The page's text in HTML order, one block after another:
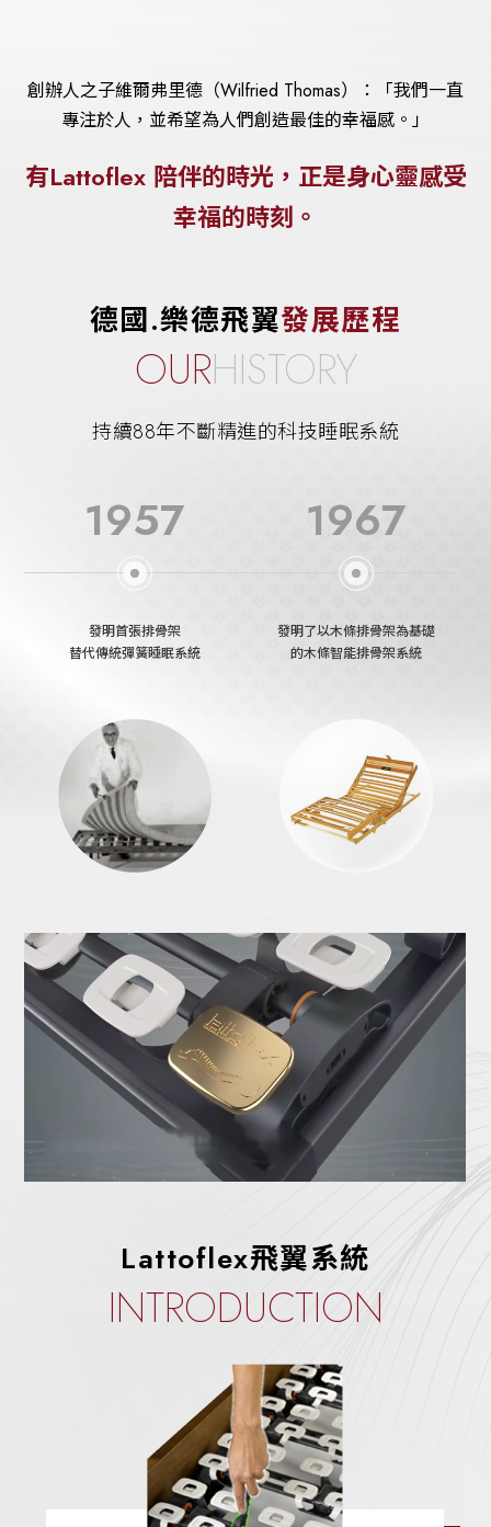
創辦人之子維爾弗里德（Wilfried Thomas）：「我們一直
專注於人，並希望為人們創造最佳的幸福感。」
有Lattoflex 陪伴的時光，正是身心靈感受
幸福的時刻。
德國.樂德飛翼發展歷程
OURHISTORY
持續88年不斷精進的科技睡眠系統
1957
發明首張排骨架
替代傳統彈簧睡眠系統
1967
發明了以木條排骨架為基礎
的木條智能排骨架系統
Lattoflex飛翼系統
INTRODUCTION